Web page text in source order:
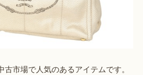
市場で人気のあるアイテムです。